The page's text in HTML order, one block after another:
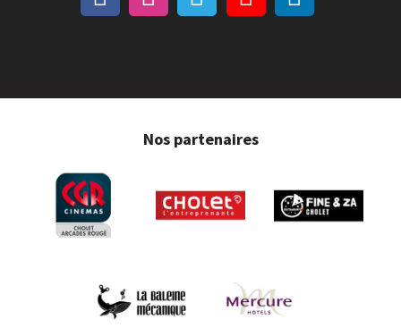
Nos partenaires